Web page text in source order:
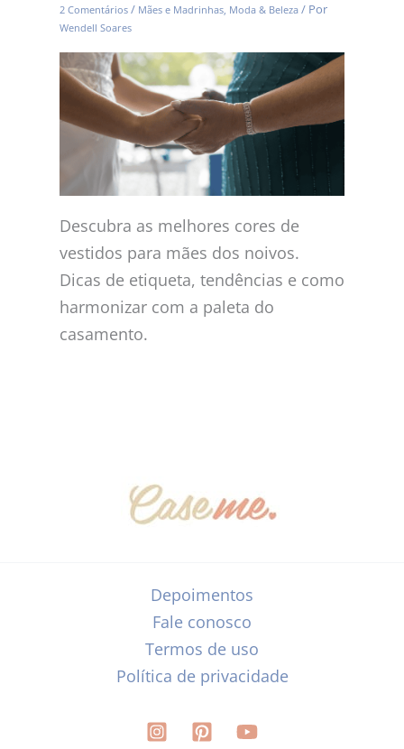
2 Comentários / Mães e Madrinhas, Moda & Beleza/ Por
Wendell Soares
Descubra as melhores cores de
vestidos para mães dos noivos.
Dicas de etiqueta, tendências e como
harmonizar com a paleta do
casamento.
Depoimentos
Fale conosco
Termos de uso
Política de privacidade